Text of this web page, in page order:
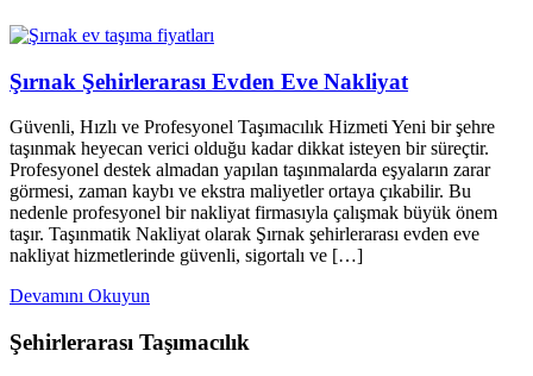
Şırnak Şehirlerarası Evden Eve Nakliyat
Güvenli, Hızlı ve Profesyonel Taşımacılık Hizmeti Yeni bir şehre
taşınmak heyecan verici olduğu kadar dikkat isteyen bir süreçtir.
Profesyonel destek almadan yapılan taşınmalarda eşyaların zarar
görmesi, zaman kaybı ve ekstra maliyetler ortaya çıkabilir. Bu
nedenle profesyonel bir nakliyat firmasıyla çalışmak büyük önem
taşır. Taşınmatik Nakliyat olarak Şırnak şehirlerarası evden eve
nakliyat hizmetlerinde güvenli, sigortalı ve […]
Devamını Okuyun
Şehirlerarası Taşımacılık